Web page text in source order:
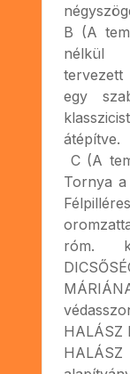
B (A
nélkül
tervezett
egy
átépítve.
C (A
Tornya
róm.
HALÁSZ